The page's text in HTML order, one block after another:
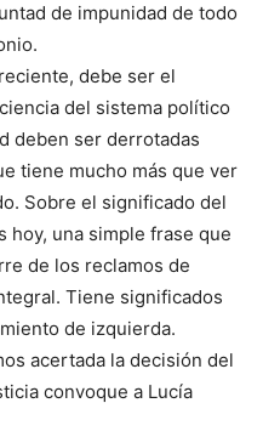
de impunidad de todo
debe ser el
del sistema político
deben ser derrotadas
tiene mucho más que ver
Sobre el significado del
hoy, una simple frase que
de los reclamos de
Tiene significados
de izquierda.
acertada la decisión del
convoque a Lucía